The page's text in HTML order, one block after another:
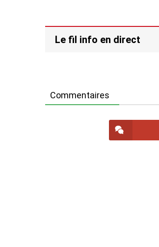
Le fil info en direct
Commentaires